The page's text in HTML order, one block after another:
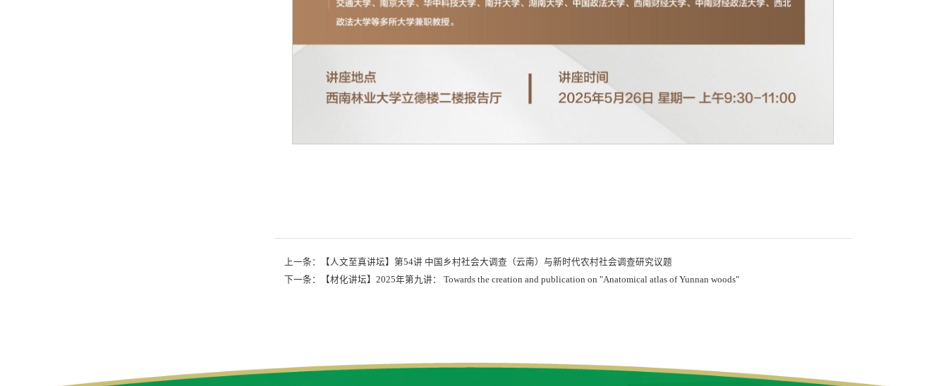
上一条：
​【人文至真讲坛】第54讲 中国乡村社会大调查（云南）与新时代农村社会调查研究议题
下一条：
【材化讲坛】2025年第九讲： Towards the creation and publication on "Anatomical atlas of Yunnan woods"